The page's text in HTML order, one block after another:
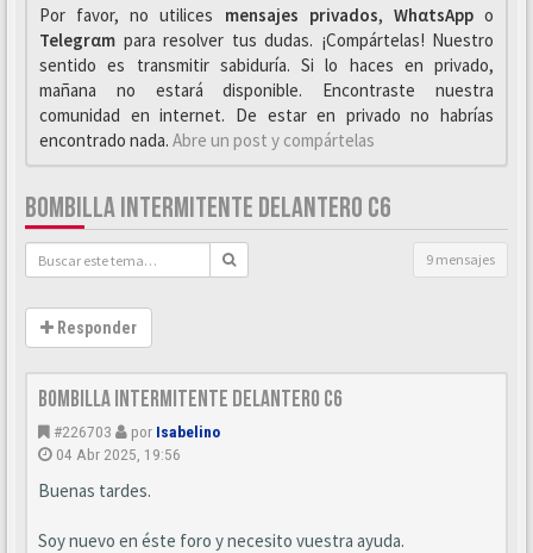
Por favor, no utilices mensajes privados, WhαtsAppo
Telegrαm para resolver tus dudas. ¡Compártelas! Nuestro
sentido es transmitir sabiduría. Si lo haces en privado,
mañana no estará disponible. Encontraste nuestra
comunidad en internet. De estar en privado no habrías
encontrado nada. Abre un post y compártelas
BOMBILLA INTERMITENTE DELANTERO C6
9 mensajes
Responder
BOMBILLA INTERMITENTE DELANTERO C6
#226703 por Isabelino
04 Abr 2025, 19:56
Buenas tardes.
Soy nuevo en éste foro y necesito vuestra ayuda.